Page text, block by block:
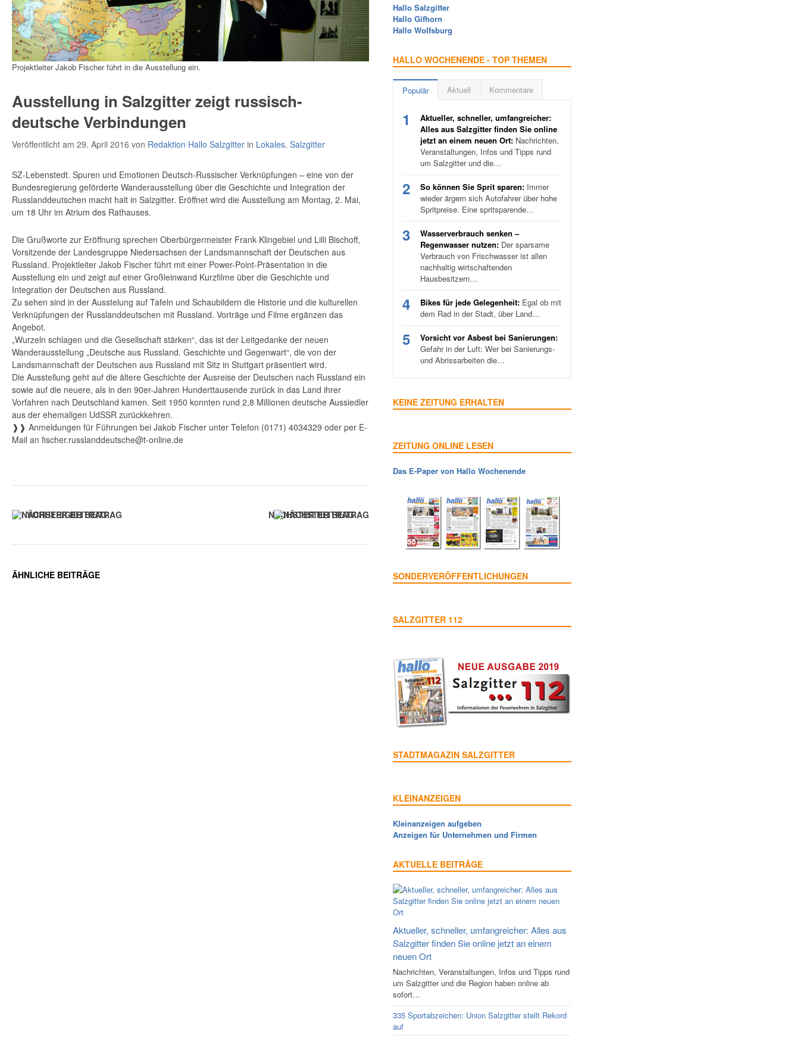
Projektleiter Jakob Fischer führt in die Ausstellung ein.
Ausstellung in Salzgitter zeigt russisch-
deutsche Verbindungen
Veröffentlicht am 29. April 2016 von Redaktion Hallo Salzgitter in Lokales, Salzgitter
SZ-Lebenstedt. Spuren und Emotionen Deutsch-Russischer Verknüpfungen – eine von der
Bundesregierung geförderte Wanderausstellung über die Geschichte und Integration der
Russlanddeutschen macht halt in Salzgitter. Eröffnet wird die Ausstellung am Montag, 2. Mai,
um 18 Uhr im Atrium des Rathauses.
Die Grußworte zur Eröffnung sprechen Oberbürgermeister Frank Klingebiel und Lilli Bischoff,
Vorsitzende der Landesgruppe Niedersachsen der Landsmannschaft der Deutschen aus
Russland. Projektleiter Jakob Fischer führt mit einer Power-Point-Präsentation in die
Ausstellung ein und zeigt auf einer Großleinwand Kurzfilme über die Geschichte und
Integration der Deutschen aus Russland.
Zu sehen sind in der Ausstelung auf Tafeln und Schaubildern die Historie und die kulturellen
Verknüpfungen der Russlanddeutschen mit Russland. Vorträge und Filme ergänzen das
Angebot.
„Wurzeln schlagen und die Gesellschaft stärken“, das ist der Leitgedanke der neuen
Wanderausstellung „Deutsche aus Russland. Geschichte und Gegenwart“, die von der
Landsmannschaft der Deutschen aus Russland mit Sitz in Stuttgart präsentiert wird.
Die Ausstellung geht auf die ältere Geschichte der Ausreise der Deutschen nach Russland ein
sowie auf die neuere, als in den 90er-Jahren Hunderttausende zurück in das Land ihrer
Vorfahren nach Deutschland kamen. Seit 1950 konnten rund 2,8 Millionen deutsche Aussiedler
aus der ehemaligen UdSSR zurückkehren.
❱❱ Anmeldungen für Führungen bei Jakob Fischer unter Telefon (0171) 4034329 oder per E-
Mail an fischer.russlanddeutsche@t-online.de
VORHERIGER BEITRAG NÄCHSTER BEITRAG
ÄHNLICHE BEITRÄGE
Hallo Salzgitter
Hallo Gifhorn
Hallo Wolfsburg
HALLO WOCHENENDE - TOP THEMEN
Populär Aktuell Kommentare
1
Aktueller, schneller, umfangreicher:
Alles aus Salzgitter finden Sie online
jetzt an einem neuen Ort: Nachrichten,
Veranstaltungen, Infos und Tipps rund
um Salzgitter und die…
2 So können Sie Sprit sparen: Immer
wieder ärgern sich Autofahrer über hohe
Spritpreise. Eine spritsparende…
3
Wasserverbrauch senken –
Regenwasser nutzen: Der sparsame
Verbrauch von Frischwasser ist allen
nachhaltig wirtschaftenden
Hausbesitzern…
4 Bikes für jede Gelegenheit: Egal ob mit
dem Rad in der Stadt, über Land…
5
Vorsicht vor Asbest bei Sanierungen:
Gefahr in der Luft: Wer bei Sanierungs-
und Abrissarbeiten die…
KEINE ZEITUNG ERHALTEN
ZEITUNG ONLINE LESEN
Das E-Paper von Hallo Wochenende
SONDERVERÖFFENTLICHUNGEN
SALZGITTER 112
STADTMAGAZIN SALZGITTER
KLEINANZEIGEN
Kleinanzeigen aufgeben
Anzeigen für Unternehmen und Firmen
AKTUELLE BEITRÄGE
Aktueller, schneller, umfangreicher: Alles aus
Salzgitter finden Sie online jetzt an einem
neuen Ort
Nachrichten, Veranstaltungen, Infos und Tipps rund
um Salzgitter und die Region haben online ab
sofort…
335 Sportabzeichen: Union Salzgitter stellt Rekord
auf